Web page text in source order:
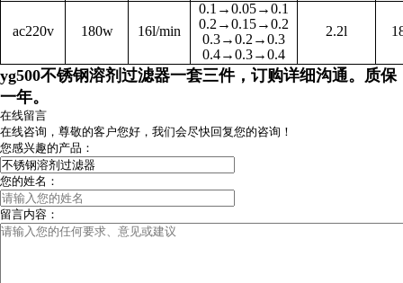
ac220v 180w 16l/min
0.1 →0.05→0.1
0.2 →0.15→0.2
0.3→0.2 →0.3
0.4→0.3→0.4
2.2l
yg500不锈钢溶剂过滤器一套三件，订购详细沟通。质保
一年。
在线留言
在线咨询，尊敬的客户您好，我们会尽快回复您的咨询！
您感兴趣的产品：
您的姓名：
留言内容：